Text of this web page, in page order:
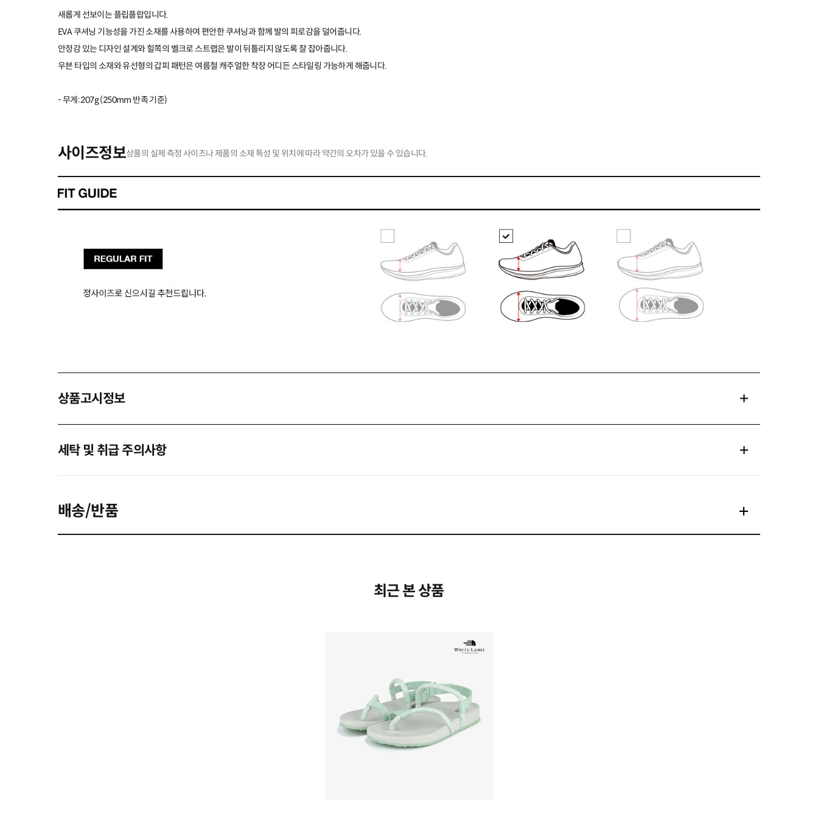
새롭게 선보이는 플립플랍입니다.
EVA 쿠셔닝 기능성을 가진 소재를 사용하여 편안한 쿠셔닝과 함께 발의 피로감을 덜어줍니다.
안정감 있는 디자인 설계와 힐쪽의 벨크로 스트랩은 발이 뒤틀리지 않도록 잘 잡아줍니다.
우븐 타입의 소재와 유선형의 갑피 패턴은 여름철 캐주얼한 착장 어디든 스타일링 가능하게 해줍니다.
- 무게: 207g (250mm 반족 기준)
사이즈정보상품의 실제 측정 사이즈나 제품의 소재 특성 및 위치에 따라 약간의 오차가 있을 수 있습니다.
상품고시정보
세탁 및 취급 주의사항
배송/반품
최근 본 상품